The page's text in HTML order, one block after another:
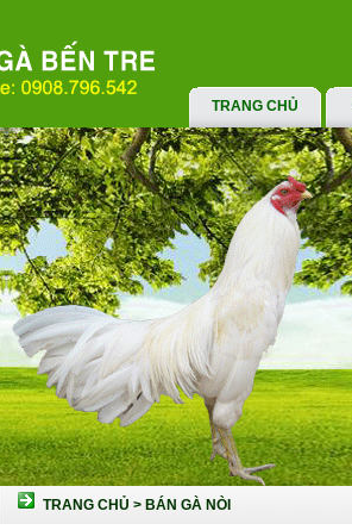
TRANG CHỦ
TRANG CHỦ > BÁN GÀ NÒI